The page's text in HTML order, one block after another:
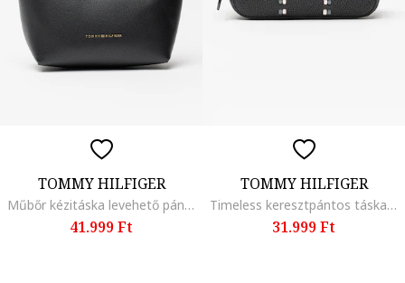
TOMMY HILFIGER
Műbőr kézitáska levehető pánttal, Fekete
41.999 Ft
TOMMY HILFIGER
Timeless keresztpántos táska két rekesszel, Fehér/Fekete/Sötétszürke
31.999 Ft